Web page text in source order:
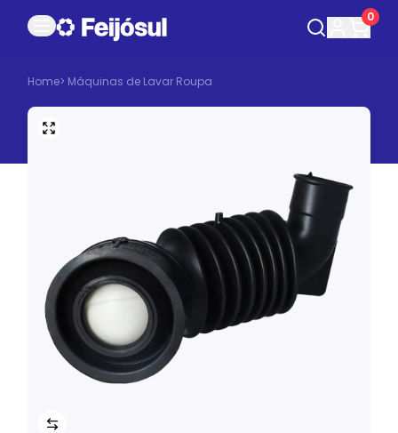
0
Home> Máquinas de Lavar Roupa